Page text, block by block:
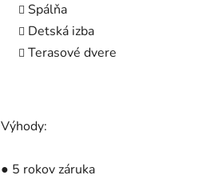
Spálňa
Detská izba
Terasové dvere
Výhody:
● 5 rokov záruka